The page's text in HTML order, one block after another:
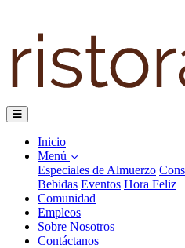
Inicio
Menú
Especiales de Almuerzo
Bebidas Eventos Hora Feliz
Comunidad
Empleos
Sobre Nosotros
Contáctanos